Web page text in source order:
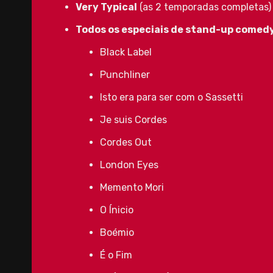
Very Typical (as 2 temporadas completas)
Todos os especiais de stand-up
Black Label
Punchliner
Isto era para ser com o Sassetti
Je suis Cordes
Cordes Out
London Eyes
Memento Mori
O Ínicio
Boémio
É o Fim